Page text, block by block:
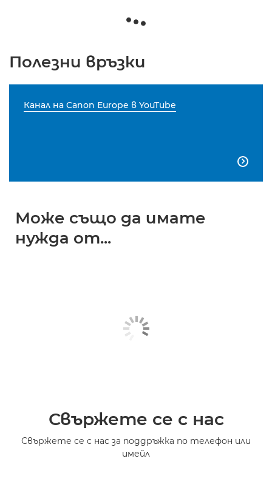
Полезни връзки
Канал на Canon Europe в YouTube

Може също да имате
нужда от...
Свържете се с нас
Свържете се с нас за поддръжка по телефон или
имейл